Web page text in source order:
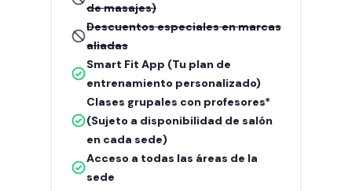
de masajes)
Descuentos especiales en marcas
aliadas
Smart Fit App (Tu plan de
entrenamiento personalizado)
Clases grupales con profesores*
(Sujeto a disponibilidad de salón
en cada sede)
Acceso a todas las áreas de la
sede